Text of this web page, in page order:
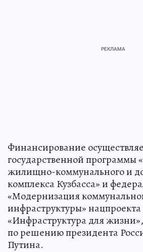
Финансирование
государственной программы
жилищно-коммунального и
комплекса Кузбасса» и
«Модернизация
инфраструктуры» нацпроекта
«Инфраструктура для
по решению президента
Путина.